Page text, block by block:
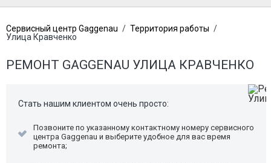
Сервисный центр Gaggenau / Территория работы /
Улица Кравченко
РЕМОНТ GAGGENAU УЛИЦА КРАВЧЕНКО
Стать нашим клиентом очень просто:
Позвоните по указанному контактному номеру сервисного
центра Gaggenau и выберите удобное для вас время
ремонта;